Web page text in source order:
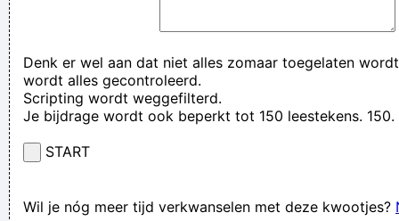
Denk er wel aan dat niet alles zomaar toegelaten
wordt alles gecontroleerd.
Scripting wordt weggefilterd.
Je bijdrage wordt ook beperkt tot 150 leestekens. 150.
START
Wil je nóg meer tijd verkwanselen met deze kwootjes?